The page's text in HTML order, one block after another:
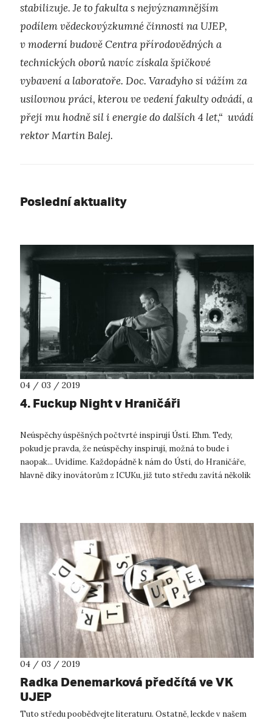
stabilizuje. Je to fakulta s nejvýznamnějším
podílem vědeckovýzkumné činnosti na UJEP,
v moderní budově Centra přírodovědných a
technických oborů navíc získala špičkové
vybavení a laboratoře. Doc. Varadyho si vážím za
usilovnou práci, kterou ve vedení fakulty odvádí, a
přeji mu hodně sil i energie do dalších 4 let,“ uvádí
rektor Martin Balej.
Poslední aktuality
04 / 03 / 2019
4. Fuckup Night v Hraničáři
Neúspěchy úspěšných počtvrté inspirují Ústí. Ehm. Tedy,
pokud je pravda, že neúspěchy inspirují, možná to bude i
naopak... Uvidíme. Každopádně k nám do Ústí, do Hraničáře,
hlavně díky inovátorům z ICUKu, již tuto středu zavítá několik
04 / 03 / 2019
Radka Denemarková předčítá ve VK
UJEP
Tuto středu poobědvejte literaturu. Ostatně, leckde v našem